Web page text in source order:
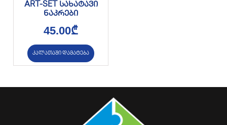
ART-SET სახატავი
ნაკრები
45.00₾
კალათაში დამატება